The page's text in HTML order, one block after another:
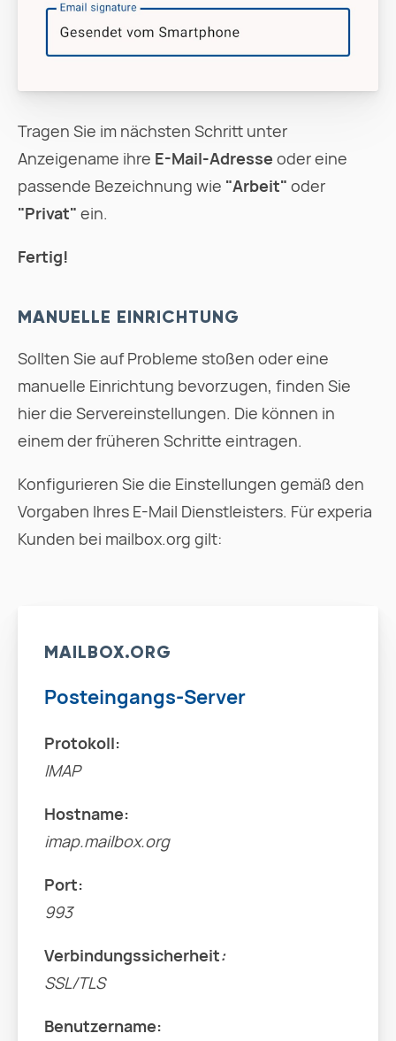
Tragen Sie im nächsten Schritt unter
Anzeigename ihre E-Mail-Adresse oder eine
passende Bezeichnung wie "Arbeit" oder
"Privat" ein.
Fertig!
MANUELLE EINRICHTUNG
Sollten Sie auf Probleme stoßen oder eine
manuelle Einrichtung bevorzugen, finden Sie
hier die Servereinstellungen. Die können in
einem der früheren Schritte eintragen.
Konfigurieren Sie die Einstellungen gemäß den
Vorgaben Ihres E-Mail Dienstleisters. Für experia
Kunden bei mailbox.org gilt:
MAILBOX.ORG
Posteingangs-Server
Protokoll:
IMAP
Hostname:
imap.mailbox.org
Port:
993
Verbindungssicherheit:
SSL/TLS
Benutzername: